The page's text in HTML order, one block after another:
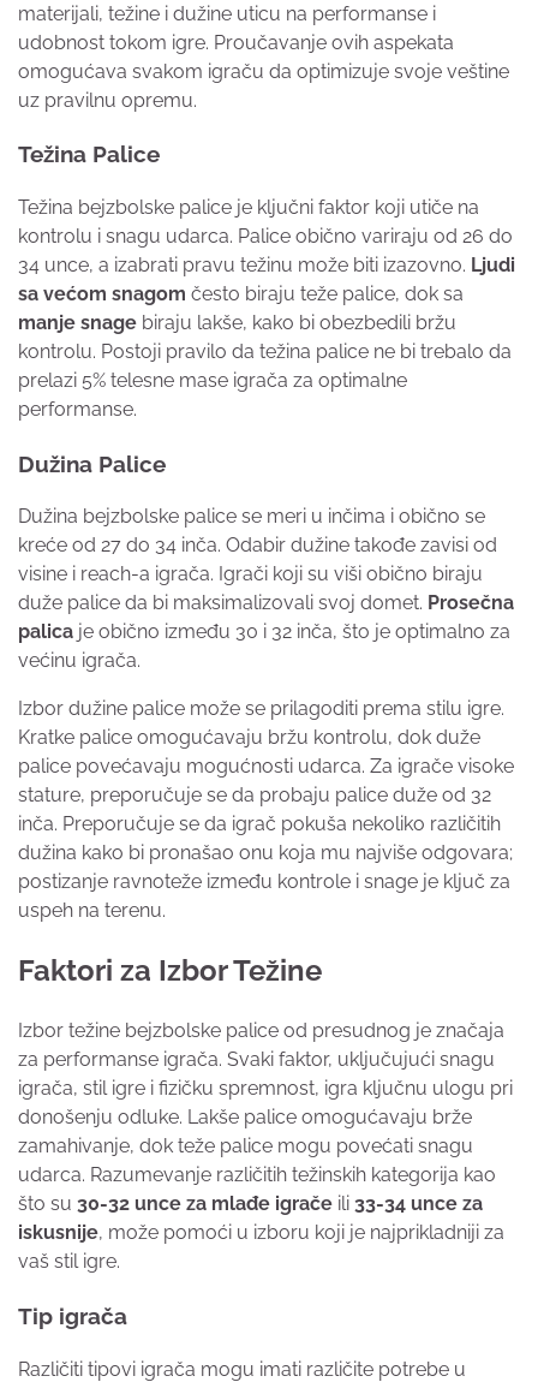
materijali, težine i dužine uticu na performanse i
udobnost tokom igre. Proučavanje ovih aspekata
omogućava svakom igraču da optimizuje svoje veštine
uz pravilnu opremu.
Težina Palice
Težina bejzbolske palice je ključni faktor koji utiče na
kontrolu i snagu udarca. Palice obično variraju od 26 do
34 unce, a izabrati pravu težinu može biti izazovno. Ljudi
sa većom snagom često biraju teže palice, dok sa
manje snage biraju lakše, kako bi obezbedili bržu
kontrolu. Postoji pravilo da težina palice ne bi trebalo da
prelazi 5% telesne mase igrača za optimalne
performanse.
Dužina Palice
Dužina bejzbolske palice se meri u inčima i obično se
kreće od 27 do 34 inča. Odabir dužine takođe zavisi od
visine i reach-a igrača. Igrači koji su viši obično biraju
duže palice da bi maksimalizovali svoj domet. Prosečna
palica je obično između 30 i 32 inča, što je optimalno za
većinu igrača.
Izbor dužine palice može se prilagoditi prema stilu igre.
Kratke palice omogućavaju bržu kontrolu, dok duže
palice povećavaju mogućnosti udarca. Za igrače visoke
stature, preporučuje se da probaju palice duže od 32
inča. Preporučuje se da igrač pokuša nekoliko različitih
dužina kako bi pronašao onu koja mu najviše odgovara;
postizanje ravnoteže između kontrole i snage je ključ za
uspeh na terenu.
Faktori za Izbor Težine
Izbor težine bejzbolske palice od presudnog je značaja
za performanse igrača. Svaki faktor, uključujući snagu
igrača, stil igre i fizičku spremnost, igra ključnu ulogu pri
donošenju odluke. Lakše palice omogućavaju brže
zamahivanje, dok teže palice mogu povećati snagu
udarca. Razumevanje različitih težinskih kategorija kao
što su 30-32 unce za mlađe igrače ili 33-34 unce za
iskusnije, može pomoći u izboru koji je najprikladniji za
vaš stil igre.
Tip igrača
Različiti tipovi igrača mogu imati različite potrebe u